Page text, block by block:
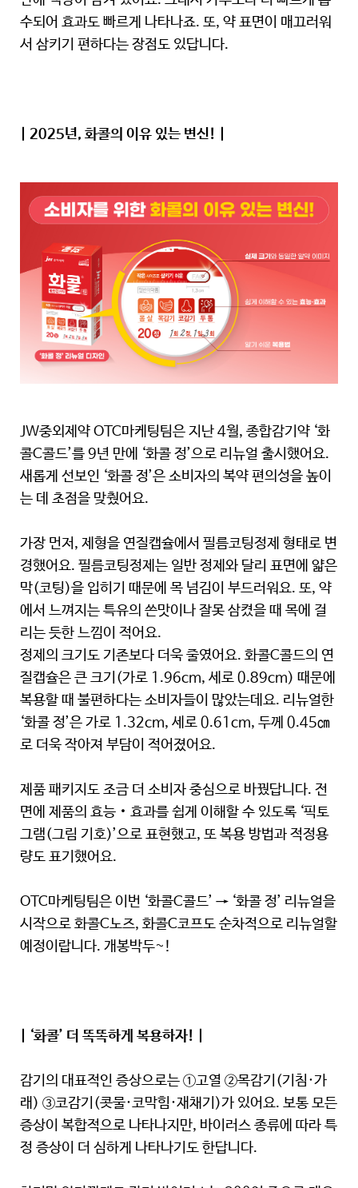
수되어 효과도 빠르게 나타나죠. 또, 약 표면이 매끄러워
서 삼키기 편하다는 장점도 있답니다.
| 2025년, 화콜의 이유 있는 변신! |
JW중외제약 OTC마케팅팀은 지난 4월, 종합감기약 ‘화
콜C콜드’를 9년 만에 ‘화콜 정’으로 리뉴얼 출시했어요.
새롭게 선보인 ‘화콜 정’은 소비자의 복약 편의성을 높이
는 데 초점을 맞췄어요.
가장 먼저, 제형을 연질캡슐에서 필름코팅정제 형태로 변
경했어요. 필름코팅정제는 일반 정제와 달리 표면에 얇은
막(코팅)을 입히기 때문에 목 넘김이 부드러워요. 또, 약
에서 느껴지는 특유의 쓴맛이나 잘못 삼켰을 때 목에 걸
리는 듯한 느낌이 적어요.
정제의 크기도 기존보다 더욱 줄였어요. 화콜C콜드의 연
질캡슐은 큰 크기(가로 1.96cm, 세로 0.89cm) 때문에
복용할 때 불편하다는 소비자들이 많았는데요. 리뉴얼한
‘화콜 정’은 가로 1.32cm, 세로 0.61cm, 두께 0.45㎝
로 더욱 작아져 부담이 적어졌어요.
제품 패키지도 조금 더 소비자 중심으로 바꿨답니다. 전
면에 제품의 효능‧효과를 쉽게 이해할 수 있도록 ‘픽토
그램(그림 기호)’으로 표현했고, 또 복용 방법과 적정용
량도 표기했어요.
OTC마케팅팀은 이번 ‘화콜C콜드’ → ‘화콜 정’ 리뉴얼을
시작으로 화콜C노즈, 화콜C코프도 순차적으로 리뉴얼할
예정이랍니다. 개봉박두~!
| ‘화콜’ 더 똑똑하게 복용하자! |
감기의 대표적인 증상으로는 ①고열 ②목감기(기침·가
래) ③코감기(콧물·코막힘·재채기)가 있어요. 보통 모든
증상이 복합적으로 나타나지만, 바이러스 종류에 따라 특
정 증상이 더 심하게 나타나기도 한답니다.